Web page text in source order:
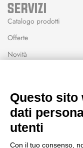
SERVIZI
Catalogo prodotti
Offerte
Novità
Wishlist
CEP GREEN
Questo sito
dati
utenti
Con il tuo consenso,